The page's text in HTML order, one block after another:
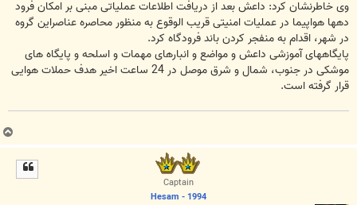
وی خاطرنشان کرد: داعش بعد از دریافت اطلاعات عملیاتی مبنی بر امکان فرود
دهها هواپیما در عملیات امنیتی قریب الوقوع به منظور محاصره عناصراین گروه
در شهر، اقدام به منفجر کردن باند فرودگاه کرد.
پایگاههای آموزشی داعش و مواضع و انبارهای مهمات و اسلحه و پایگاه های
موشکی در جنوب، شمال و شرق موصل در 24 ساعت اخیر هدف حملات هوایی
قرار گرفته است.
ب
ا
Captain
Hesam - 1994